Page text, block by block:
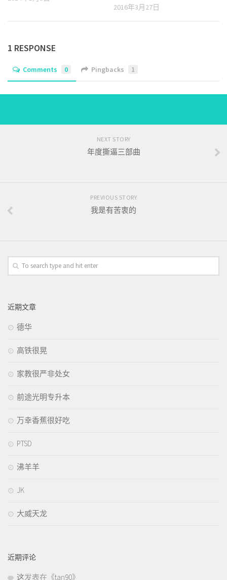
2016年3月27日
1 RESPONSE
Comments 0 Pingbacks 1
NEXT STORY
年度撕逼三部曲
PREVIOUS STORY
我是有苦衷的
近期文章
德华
高铁很晃
家教很严非处女
前途光明专升本
万幸香蕉很好吃
PTSD
沸羊羊
JK
大威天龙
近期评论
这发表在《tan90》